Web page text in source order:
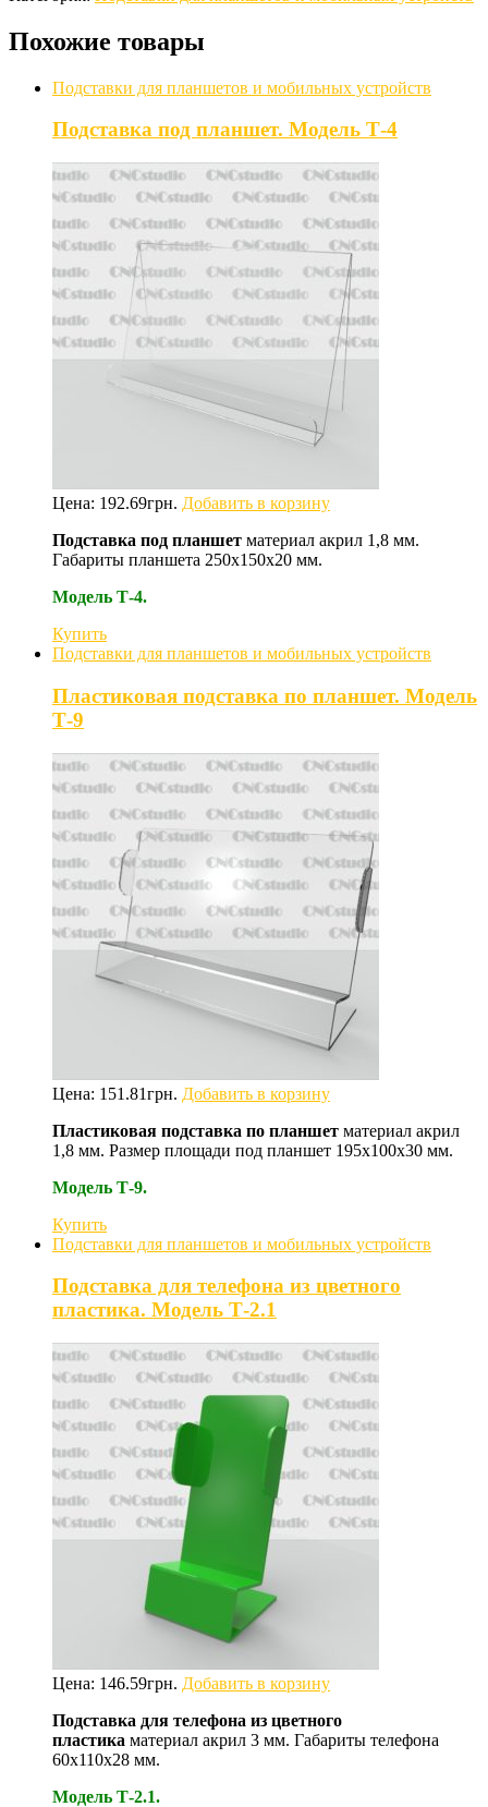
Похожие товары
Подставки для планшетов и мобильных устройств
Подставка под планшет. Модель Т-4
Цена: 192.69грн. Добавить в корзину
Подставка под планшет материал акрил 1,8 мм.
Габариты планшета 250х150х20 мм.
Модель Т-4.
Купить
Подставки для планшетов и мобильных устройств
Пластиковая подставка по планшет. Модель
Т-9
Цена: 151.81грн. Добавить в корзину
Пластиковая подставка по планшет материал акрил
1,8 мм. Размер площади под планшет 195х100х30 мм.
Модель Т-9.
Купить
Подставки для планшетов и мобильных устройств
Подставка для телефона из цветного
пластика. Модель Т-2.1
Цена: 146.59грн. Добавить в корзину
Подставка для телефона из цветного
пластика материал акрил 3 мм. Габариты телефона
60х110х28 мм.
Модель Т-2.1.